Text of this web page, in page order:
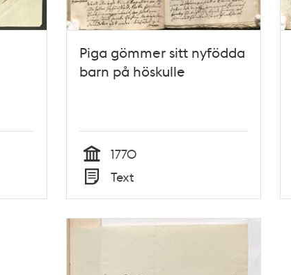
Piga gömmer sitt nyfödda
barn på höskulle
Tid
1770
Typ
Text